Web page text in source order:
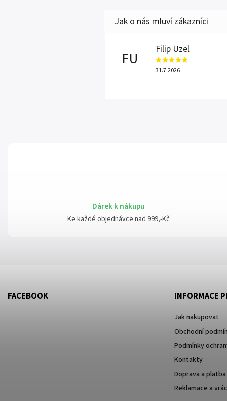
Dárek k nákupu
Ke každé objednávce nad 999,-Kč
FU
Filip Uzel
31.7.2026
FACEBOOK INFORMACE
Jak nakupovat
Obchodní
Podmínky
Kontakty
Doprava a platba
Reklamace a